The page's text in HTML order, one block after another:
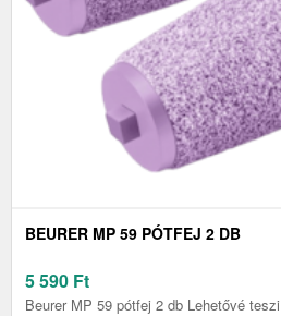
BEURER MP 59 PÓTFEJ 2 DB
5 590 Ft
Beurer MP 59 pótfej 2 db Lehetővé